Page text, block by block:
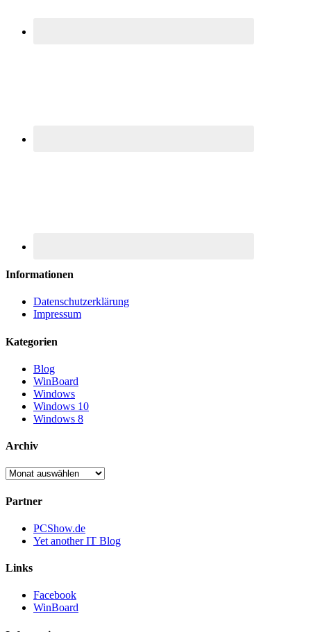
Informationen
Datenschutzerklärung
Impressum
Kategorien
Blog
WinBoard
Windows
Windows 10
Windows 8
Archiv
Archiv
Partner
PCShow.de
Yet another IT Blog
Links
Facebook
WinBoard